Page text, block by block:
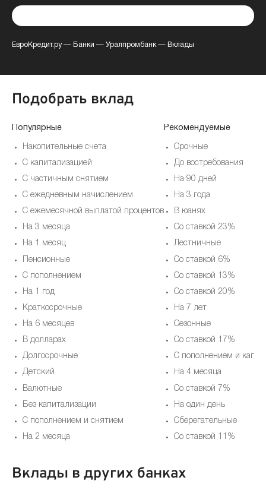
ЕвроКредит.ру— Банки — Уралпромбанк — Вклады
Подобрать вклад
Популярные
Накопительные счета
С капитализацией
С частичным снятием
С ежедневным начислением
С ежемесячной выплатой процентов
На 3 месяца
На 1 месяц
Пенсионные
С пополнением
На 1 год
Краткосрочные
На 6 месяцев
В долларах
Долгосрочные
Детский
Валютные
Без капитализации
С пополнением и снятием
На 2 месяца
Рекомендуемые
Срочные
До востребования
На 90 дней
На 3 года
В юанях
Со ставкой 23%
Лестничные
Со ставкой 6%
Со ставкой 13%
Со ставкой 20%
На 7 лет
Cезонные
Со ставкой 17%
С пополнением и
На 4 месяца
Со ставкой 7%
На один день
Сберегательные
Со ставкой 11%
Вклады в других банках